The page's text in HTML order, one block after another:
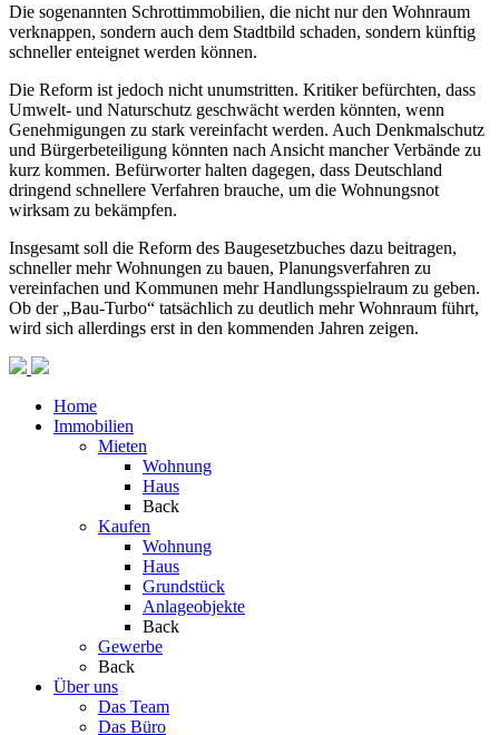
Die sogenannten Schrottimmobilien, die nicht nur den Wohnraum
verknappen, sondern auch dem Stadtbild schaden, sondern künftig
schneller enteignet werden können.
Die Reform ist jedoch nicht unumstritten. Kritiker befürchten, dass
Umwelt- und Naturschutz geschwächt werden könnten, wenn
Genehmigungen zu stark vereinfacht werden. Auch Denkmalschutz
und Bürgerbeteiligung könnten nach Ansicht mancher Verbände zu
kurz kommen. Befürworter halten dagegen, dass Deutschland
dringend schnellere Verfahren brauche, um die Wohnungsnot
wirksam zu bekämpfen.
Insgesamt soll die Reform des Baugesetzbuches dazu beitragen,
schneller mehr Wohnungen zu bauen, Planungsverfahren zu
vereinfachen und Kommunen mehr Handlungsspielraum zu geben.
Ob der „Bau-Turbo“ tatsächlich zu deutlich mehr Wohnraum führt,
wird sich allerdings erst in den kommenden Jahren zeigen.
Home
Immobilien
Mieten
Wohnung
Haus
Back
Kaufen
Wohnung
Haus
Grundstück
Anlageobjekte
Back
Gewerbe
Back
Über uns
Das Team
Das Büro